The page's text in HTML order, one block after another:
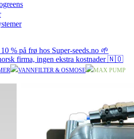
% på frø hos Super-seeds.no 🌱
firma, ingen ekstra kostnader 🇳🇴
VANNFILTER & OSMOSE
MAX PUMP